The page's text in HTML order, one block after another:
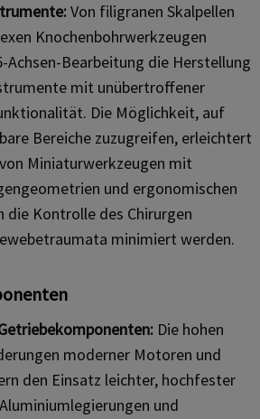
Von filigranen Skalpellen
Knochenbohrwerkzeugen
Achsen-Bearbeitung die Herstellung
mit unübertroffener
Die Möglichkeit, auf
Bereiche zuzugreifen, erleichtert
Miniaturwerkzeugen mit
und ergonomischen
die Kontrolle des Chirurgen
minimiert werden.
Die hohen
moderner Motoren und
den Einsatz leichter, hochfester
und